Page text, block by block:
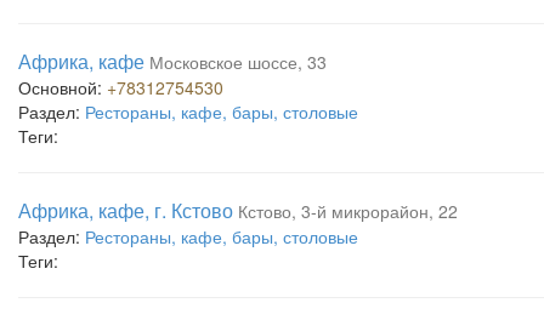
Африка, кафе Московское шоссе, 33
Основной: +78312754530
Раздел: Рестораны, кафе, бары, столовые
Теги:
Африка, кафе, г. Кстово Кстово, 3-й микрорайон, 22
Раздел: Рестораны, кафе, бары, столовые
Теги: